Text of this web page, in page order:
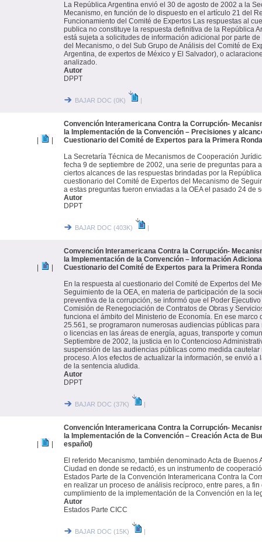
La República Argentina envió el 30 de agosto de 2002 a la
Mecanismo, en función de lo dispuesto en el artículo 21 del
Funcionamiento del Comité de Expertos Las respuestas al
publica no constituye la respuesta definitiva de la República
está sujeta a solicitudes de información adicional por parte
del Mecanismo, o del Sub Grupo de Análisis del Comité de
Argentina, de expertos de México y El Salvador), o
analizado.
Autor
DPPT
BAJAR DOC (0K) |
Convención Interamericana Contra la Corrupción-
la Implementación de la Convención – Precisiones y
Cuestionario del Comité de Expertos para la Primera
La Secretaría Técnica de Mecanismos de Cooperación
fecha 9 de septiembre de 2002, una serie de preguntas para
ciertos alcances de las respuestas brindadas por la
cuestionario del Comité de Expertos del Mecanismo de
a estas preguntas fueron enviadas a la OEA el pasado 24 de
Autor
DPPT
BAJAR DOC (403K) |
Convención Interamericana Contra la Corrupción-
la Implementación de la Convención – Información
Cuestionario del Comité de Expertos para la Primera
En la respuesta al cuestionario del Comité de Expertos del
Seguimiento de la OEA, en materia de participación de la
preventiva de la corrupción, se informó que el Poder
Comisión de Renegociación de Contratos de Obras y
funciona el ámbito del Ministerio de Economía. En ese marco
25.561, se programaron numerosas audiencias públicas
o licencias en las áreas de energía, aguas, transporte y
Septiembre de 2002, la justicia en lo Contencioso
suspensión de las audiencias públicas como medida cautelar
proceso. A los efectos de actualizar la información, se envió a
de la sentencia aludida.
Autor
DPPT
BAJAR DOC (37K) |
Convención Interamericana Contra la Corrupción-
la Implementación de la Convención – Creación Acta de
español)
El referido Mecanismo, también denominado Acta de Buenos
Ciudad en donde se redactó, es un instrumento de
Estados Parte de la Convención Interamericana Contra la
en realizar un proceso de análisis recíproco, entre pares, a
cumplimiento de la implementación de la Convención en la
Autor
Estados Parte CICC
BAJAR DOC (15K) |